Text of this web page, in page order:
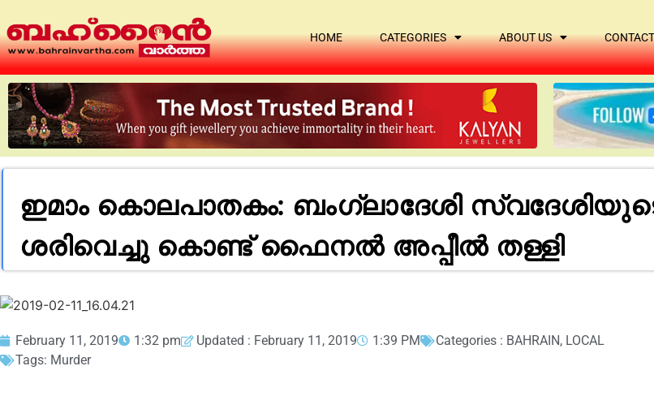
HOME CATEGORIES ABOUT US
ഇമാം കൊലപാതകം: ബംഗ്ലാദേശി
ശരിവെച്ചു കൊണ്ട് ഫൈനൽ അപ്പീൽ തള്ളി
February 11, 2019 1:32 pm Updated : February 11, 2019 1:39 PM Categories : BAHRAIN, LOCAL
Tags: Murder